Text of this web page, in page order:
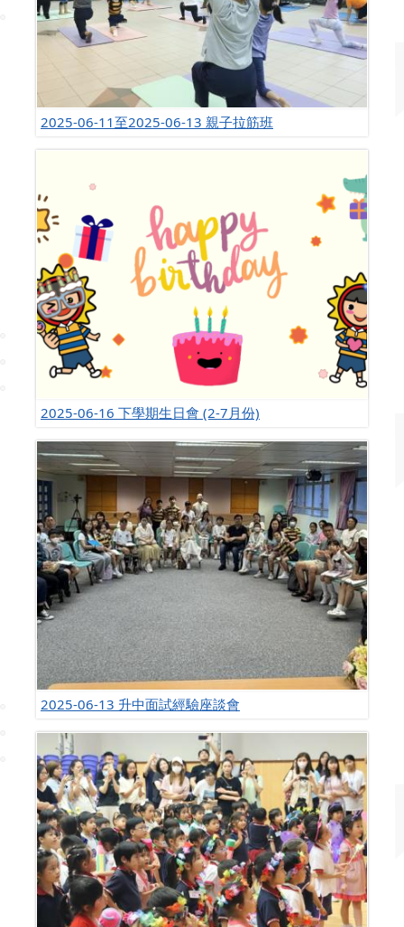
2025-06-11至2025-06-13 親子拉筋班
2025-06-16 下學期生日會 (2-7月份)
2025-06-13 升中面試經驗座談會